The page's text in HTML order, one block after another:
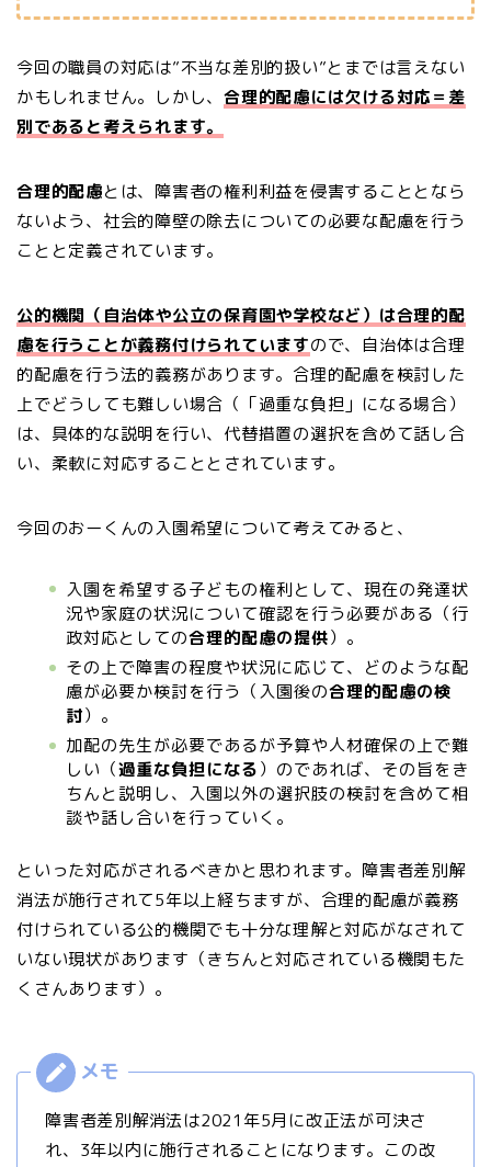
今回の職員の対応は”不当な差別的扱い”とまでは言えない
かもしれません。しかし、合理的配慮には欠ける対応＝差
別であると考えられます。
合理的配慮とは、障害者の権利利益を侵害することとなら
ないよう、社会的障壁の除去についての必要な配慮を行う
ことと定義されています。
公的機関（自治体や公立の保育園や学校など）は合理的配
慮を行うことが義務付けられていますので、自治体は合理
的配慮を行う法的義務があります。合理的配慮を検討した
上でどうしても難しい場合（「過重な負担」になる場合）
は、具体的な説明を行い、代替措置の選択を含めて話し合
い、柔軟に対応することとされています。
今回のおーくんの入園希望について考えてみると、
入園を希望する子どもの権利として、現在の発達状
況や家庭の状況について確認を行う必要がある（行
政対応としての合理的配慮の提供）。
その上で障害の程度や状況に応じて、どのような配
慮が必要か検討を行う（入園後の合理的配慮の検
討）。
加配の先生が必要であるが予算や人材確保の上で難
しい（過重な負担になる）のであれば、その旨をき
ちんと説明し、入園以外の選択肢の検討を含めて相
談や話し合いを行っていく。
といった対応がされるべきかと思われます。障害者差別解
消法が施行されて5年以上経ちますが、合理的配慮が義務
付けられている公的機関でも十分な理解と対応がなされて
いない現状があります（きちんと対応されている機関もた
くさんあります）。
障害者差別解消法は2021年5月に改正法が可決さ
れ、3年以内に施行されることになります。この改